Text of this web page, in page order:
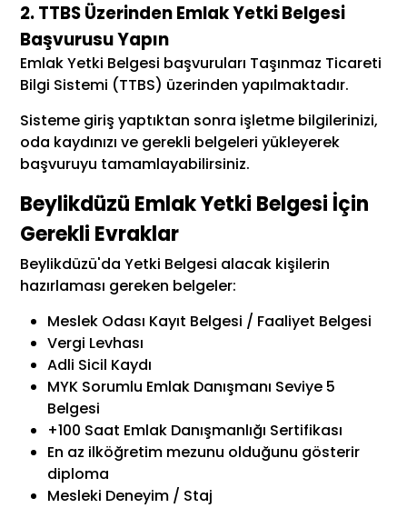
2. TTBS Üzerinden Emlak Yetki Belgesi
Başvurusu Yapın
Emlak Yetki Belgesi başvuruları Taşınmaz Ticareti
Bilgi Sistemi (TTBS) üzerinden yapılmaktadır.
Sisteme giriş yaptıktan sonra işletme bilgilerinizi,
oda kaydınızı ve gerekli belgeleri yükleyerek
başvuruyu tamamlayabilirsiniz.
Beylikdüzü Emlak Yetki Belgesi İçin
Gerekli Evraklar
Beylikdüzü'da Yetki Belgesi alacak kişilerin
hazırlaması gereken belgeler:
Meslek Odası Kayıt Belgesi / Faaliyet Belgesi
Vergi Levhası
Adli Sicil Kaydı
MYK Sorumlu Emlak Danışmanı Seviye 5
Belgesi
+100 Saat Emlak Danışmanlığı Sertifikası
En az ilköğretim mezunu olduğunu gösterir
diploma
Mesleki Deneyim / Staj